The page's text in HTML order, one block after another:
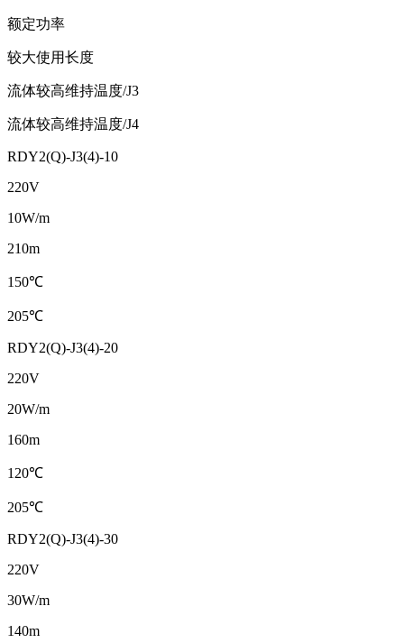
额定功率
较大使用长度
流体较高维持温度/J3
流体较高维持温度/J4
RDY2(Q)-J3(4)-10
220V
10W/m
210m
150℃
205℃
RDY2(Q)-J3(4)-20
220V
20W/m
160m
120℃
205℃
RDY2(Q)-J3(4)-30
220V
30W/m
140m